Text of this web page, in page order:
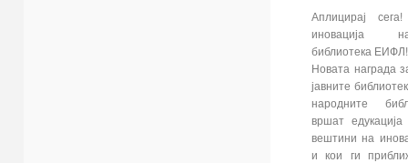
Аплицирај
иновација
библиотека ЕИФЛ!
Новата награда
јавните
народните
вршат
вештини на
и кои ги